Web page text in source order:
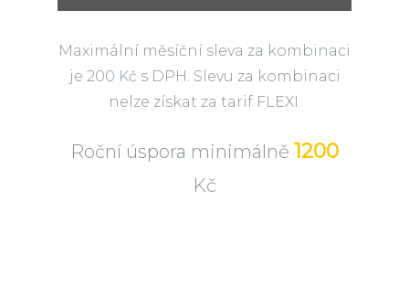
Maximální měsíční sleva za kombinaci
je 200 Kč s DPH. Slevu za kombinaci
nelze získat za tarif FLEXI.
Roční úspora minimálně 1200
Kč